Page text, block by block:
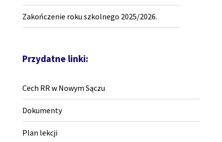
Zakończenie roku szkolnego 2025/2026.
Przydatne linki:
Cech RR w Nowym Sączu
Dokumenty
Plan lekcji